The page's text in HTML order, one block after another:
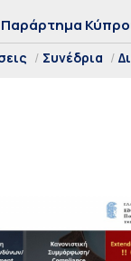
Παράρτημα
Συνέδρια